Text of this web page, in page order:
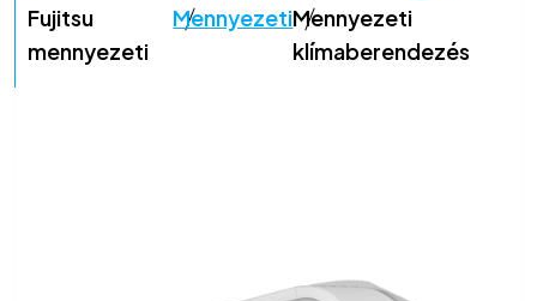
Fujitsu
mennyezeti
MennyezetiMennyezeti
klímaberendezés